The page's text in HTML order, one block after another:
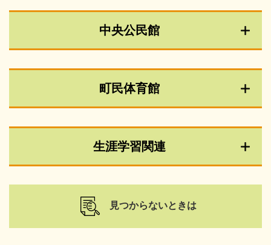
中央公民館
町民体育館
生涯学習関連
見つからないときは